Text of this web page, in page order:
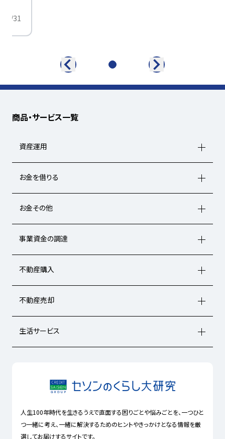
01/31
商品・サービス一覧
資産運用
お金を借りる
お金その他
事業資金の調達
不動産購入
不動産売却
生活サービス
人生100年時代を生きるうえで直面する困りごとや悩みごとを、一つひと
つ一緒に考え、一緒に解決するためのヒントやきっかけとなる情報を厳
選してお届けするサイトです。